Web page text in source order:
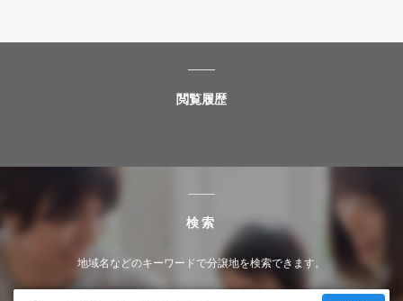
閲覧履歴
検索
地域名などのキーワードで分譲地を検索できます。